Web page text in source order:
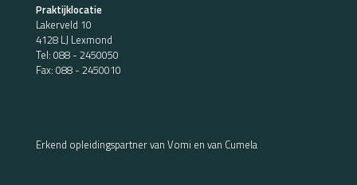
Praktijklocatie
Lakerveld 10
4128 LJ Lexmond
Tel: 088 - 2450050
Fax: 088 - 2450010
Erkend opleidingspartner van Vomi en van Cumela